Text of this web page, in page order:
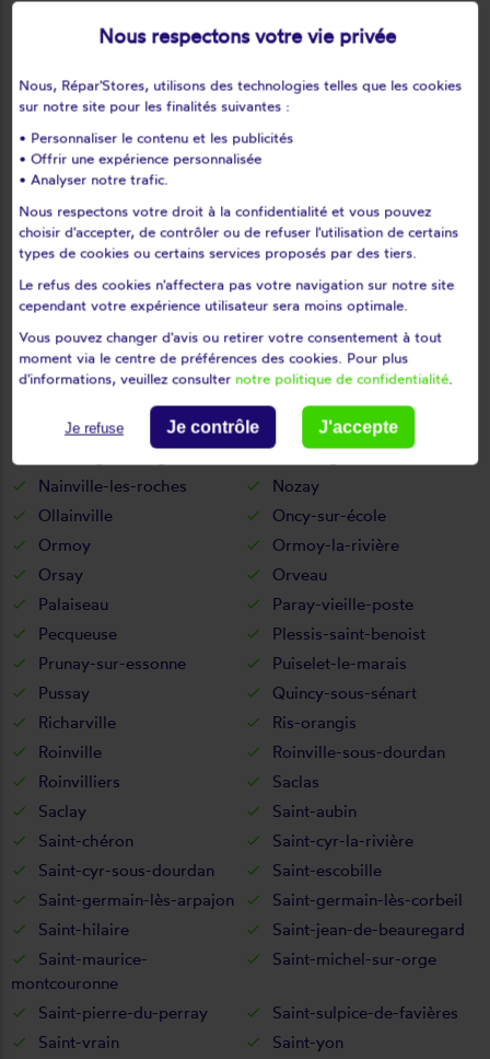
Les molières
Les ulis
Limours
Limours en hurepoix
Linas
Lisses
Longjumeau
Maisse
Marolles-en-beauce
Marolles-en-hurepoix
Massy
Mauchamps
Mennecy
Méréville
Mérobert
Mespuits
Milly-la-forêt
Moigny-sur-école
Mondeville
Monnerville
Morangis
Morigny-champigny
Morsang-sur-orge
Morsang-sur-seine
Nainville-les-roches
Nozay
Ollainville
Oncy-sur-école
Ormoy
Ormoy-la-rivière
Orsay
Orveau
Palaiseau
Paray-vieille-poste
Pecqueuse
Plessis-saint-benoist
Prunay-sur-essonne
Puiselet-le-marais
Pussay
Quincy-sous-sénart
Richarville
Ris-orangis
Roinville
Roinville-sous-dourdan
Roinvilliers
Saclas
Saclay
Saint-aubin
Saint-chéron
Saint-cyr-la-rivière
Saint-cyr-sous-dourdan
Saint-escobille
Saint-germain-lès-arpajon
Saint-germain-lès-corbeil
Saint-hilaire
Saint-jean-de-beauregard
Saint-maurice-
montcouronne
Saint-michel-sur-orge
Saint-pierre-du-perray
Saint-sulpice-de-favières
Saint-vrain
Saint-yon
Nous respectons votre vie privée
Nous, Répar'Stores, utilisons des technologies telles que les cookies
sur notre site pour les finalités suivantes :
• Personnaliser le contenu et les publicités
• Offrir une expérience personnalisée
• Analyser notre trafic.
Nous respectons votre droit à la confidentialité et vous pouvez
choisir d'accepter, de contrôler ou de refuser l'utilisation de certains
types de cookies ou certains services proposés par des tiers.
Le refus des cookies n'affectera pas votre navigation sur notre site
cependant votre expérience utilisateur sera moins optimale.
Vous pouvez changer d'avis ou retirer votre consentement à tout
moment via le centre de préférences des cookies. Pour plus
d'informations, veuillez consulter notre politique de confidentialité.
Je refuse Je contrôle J'accepte